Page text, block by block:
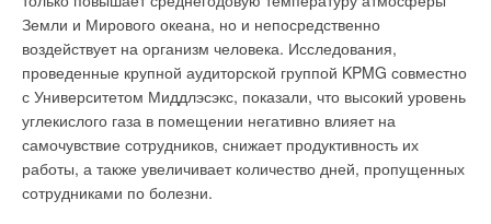
Земли и Мирового океана, но и непосредственно
воздействует на организм человека. Исследования,
проведенные крупной аудиторской группой KPMG совместно
с Университетом Миддлэсэкс, показали, что высокий уровень
углекислого газа в помещении негативно влияет на
самочувствие сотрудников, снижает продуктивность их
работы, а также увеличивает количество дней, пропущенных
сотрудниками по болезни.
положительно зарекомендовали себя на российском рынке.
В настоящее время радиаторы Demrad®производятся в
Турции на заводе Panel Corporation, который был основан в
г. Бозуюк в 1979 г. Предприятие имеет открытую площадь 81
500 м2и закрытую площадь 25 500 м2, — это самое
передовое производство Европы в технологиях,
производительности и качестве выпускаемой продукции.
Рис. 1. Cхема
расположения датчика
дыма
Рис. 2. Пример проверки